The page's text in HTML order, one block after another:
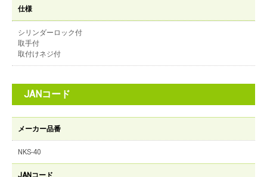
仕様
シリンダーロック付
取手付
取付けネジ付
JANコード
メーカー品番
NKS-40
JANコード